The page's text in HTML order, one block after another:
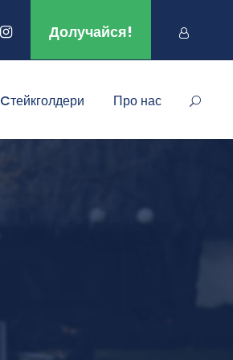
Долучайся!
Cтейкголдери Про нас